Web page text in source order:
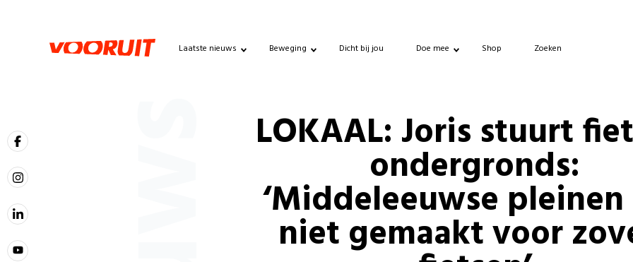
Laatste nieuws Beweging Dicht bij jou Doe mee Shop Zoeken
LOKAAL: Joris stuurt
ondergronds:
‘Middeleeuwse
niet gemaakt voor